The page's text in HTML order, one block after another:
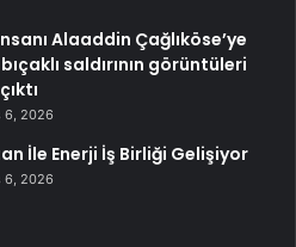
Alaaddin Çağlıköse’ye
saldırının görüntüleri
6, 2026
İle Enerji İş Birliği Gelişiyor
6, 2026